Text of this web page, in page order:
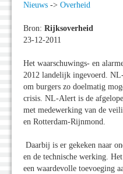
Nieuws -> Overheid
Bron: Rijksoverheid
23-12-2011
Het waarschuwings- en
2012 landelijk ingevoerd.
om burgers zo doelmatig
crisis. NL-Alert is de
met medewerking van de
en Rotterdam-Rijnmond.
Daarbij is er gekeken naar
en de technische werking.
een waardevolle toevoeging